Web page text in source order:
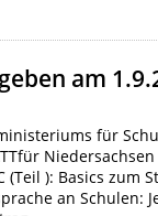
am
für
Niedersachsen
(Teil ): Basics zum
an Schulen: